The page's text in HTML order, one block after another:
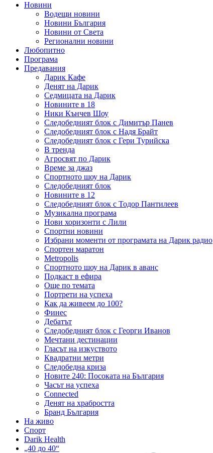
Новини
Водещи новини
Новини България
Новини от Света
Регионални новини
Любопитно
Програма
Предавания
Дарик Кафе
Денят на Дарик
Седмицата на Дарик
Новините в 18
Ники Кънчев Шоу
Следобедният блок с Димитър Панев
Следобедният блок с Надя Брайт
Следобедният блок с Гери Турийска
В тренда
Агросвят по Дарик
Време за джаз
Спортното шоу на Дарик
Следобедният блок
Новините в 12
Следобедният блок с Тодор Пантилеев
Музикална програма
Нови хоризонти с Лили
Спортни новини
Избрани моменти от програмата на Дарик радио
Спортен маратон
Metropolis
Спортното шоу на Дарик в аванс
Подкаст в ефира
Още по темата
Портрети на успеха
Как да живеем до 100?
Финес
Дебатът
Следобедният блок с Георги Иванов
Мечтани дестинации
Гласът на изкуството
Квадратни метри
Следобедна криза
Новите 240: Посоката на България
Часът на успеха
Connected
Денят на храбростта
Бранд България
На живо
Спорт
Darik Health
„40 до 40“